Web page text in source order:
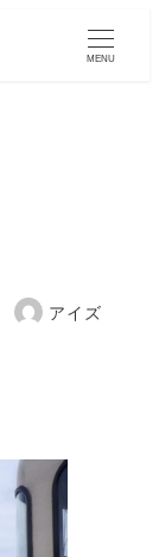
MENU
著
アイズ